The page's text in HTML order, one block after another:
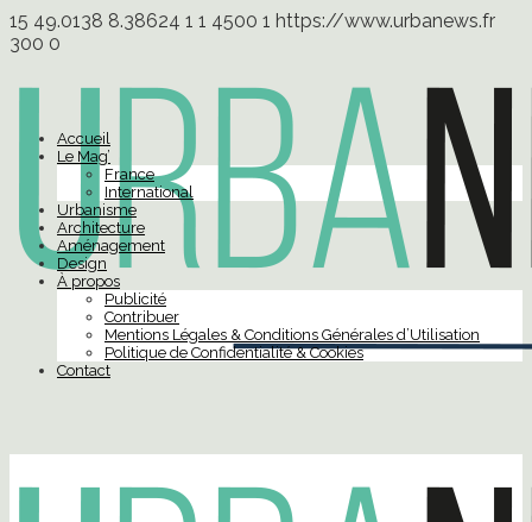
15 49.0138 8.38624 1 1 4500 1 https://www.urbanews.fr
300 0
Accueil
Le Mag’
France
International
Urbanisme
Architecture
Aménagement
Design
À propos
Publicité
Contribuer
Mentions Légales & Conditions Générales d’Utilisation
Politique de Confidentialité & Cookies
Contact